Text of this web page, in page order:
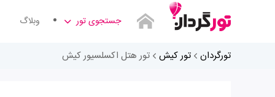
جستجوی تور وبلاگ
تورگردان تور کیش تور هتل اکسلسیور کیش